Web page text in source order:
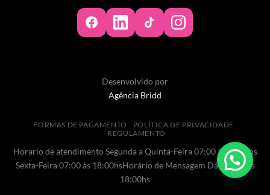
Desenvolvido por
Agência Bridd
FORMAS DE PAGAMENTO
POLÍTICA DE PRIVACIDADE
REGULAMENTO
Horario de atendimento Segunda a Quinta-Feira 07:00 às 20:00hs
Sexta-Feira 07:00 às 18:00hsHorário de Mensagem Dás 07:00 às
18:00hs